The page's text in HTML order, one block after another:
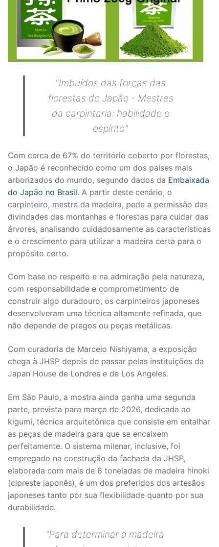
"Imbuídos das forças das
florestas do Japão - Mestres
da carpintaria: habilidade e
espírito"
Com cerca de 67% do território coberto por florestas,
o Japão é reconhecido como um dos países mais
arborizados do mundo, segundo dados da Embaixada
do Japão no Brasil. A partir deste cenário, o
carpinteiro, mestre da madeira, pede a permissão das
divindades das montanhas e florestas para cuidar das
árvores, analisando cuidadosamente as características
e o crescimento para utilizar a madeira certa para o
propósito certo.
Com base no respeito e na admiração pela natureza,
com responsabilidade e comprometimento de
construir algo duradouro, os carpinteiros japoneses
desenvolveram uma técnica altamente refinada, que
não depende de pregos ou peças metálicas.
Com curadoria de Marcelo Nishiyama, a exposição
chega à JHSP depois de passar pelas instituições da
Japan House de Londres e de Los Angeles.
Em São Paulo, a mostra ainda ganha uma segunda
parte, prevista para março de 2026, dedicada ao
kigumi, técnica arquitetônica que consiste em entalhar
as peças de madeira para que se encaixem
perfeitamente. O sistema milenar, inclusive, foi
empregado na construção da fachada da JHSP,
elaborada com mais de 6 toneladas de madeira hinoki
(cipreste japonês), é um dos preferidos dos artesãos
japoneses tanto por sua flexibilidade quanto por sua
durabilidade.
“Para determinar a madeira